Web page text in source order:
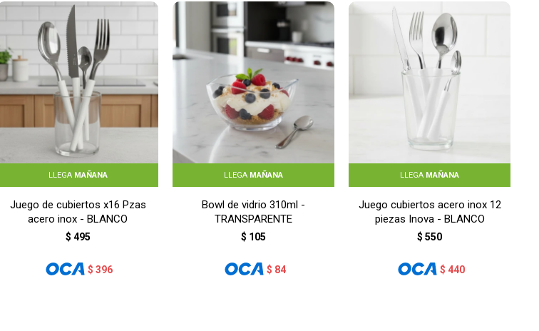
LLEGA MAÑANA
Juego de cubiertos x16 Pzas
acero inox - BLANCO
$ 495
$ 396
LLEGA MAÑANA
Bowl de vidrio 310ml -
TRANSPARENTE
$ 105
$ 84
LLEGA MAÑANA
Juego cubiertos acero inox 12
piezas Inova - BLANCO
$ 550
$ 440